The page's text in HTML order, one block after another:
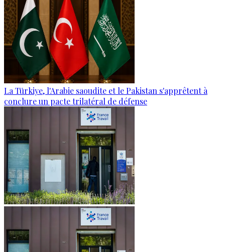
La Türkiye, l'Arabie saoudite et le Pakistan s'apprêtent à
conclure un pacte trilatéral de défense